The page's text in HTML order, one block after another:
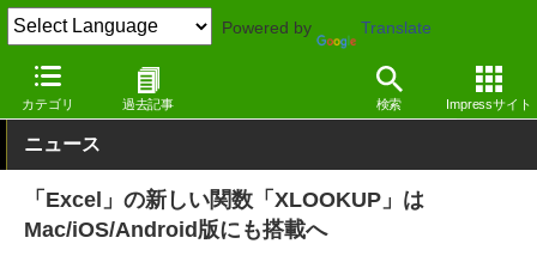
Powered by Translate
カテゴリ 過去記事 検索 Impressサイト
窓の杜 オフィス・ドキュメント Android
ニュース
「Excel」の新しい関数「XLOOKUP」は
Mac/iOS/Android版にも搭載へ